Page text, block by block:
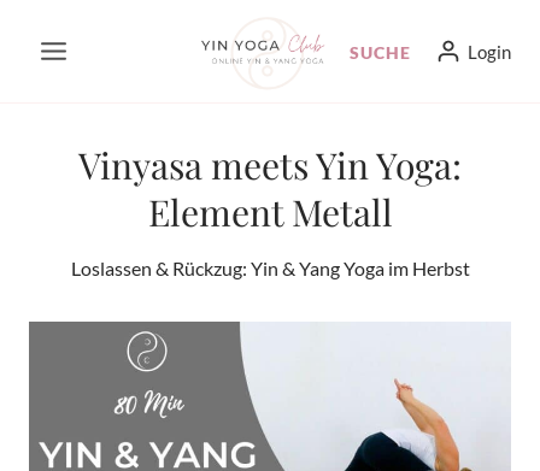
Inhalt
SUCHE Login
Vinyasa meets Yin Yoga:
Element Metall
Loslassen & Rückzug: Yin & Yang Yoga im Herbst